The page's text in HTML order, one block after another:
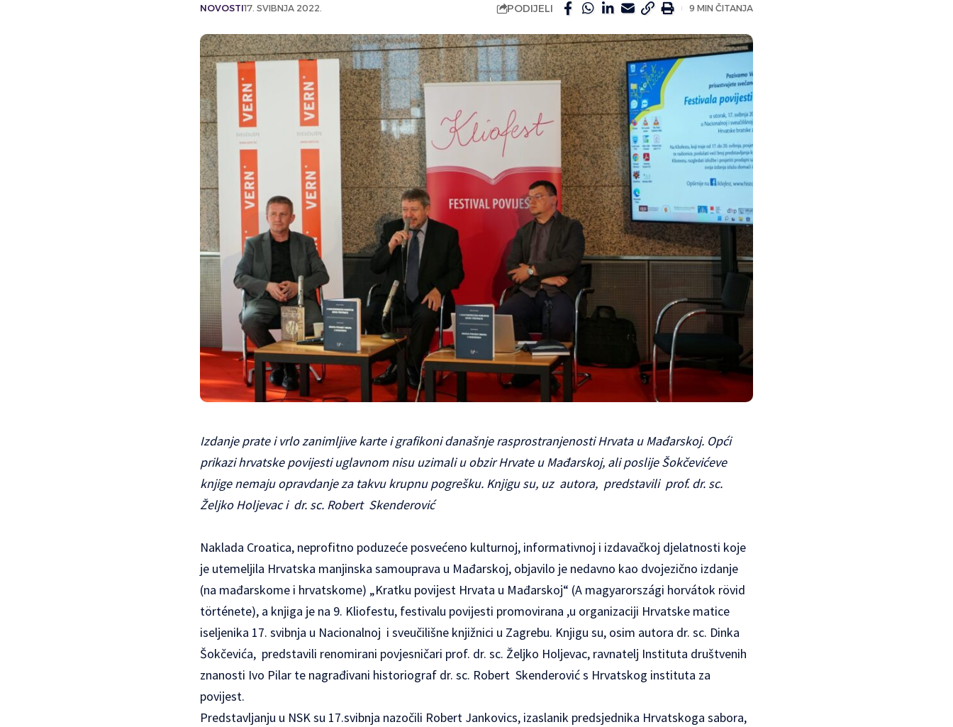
NOVOSTI17. SVIBNJA 2022. PODIJELI 9 MIN ČITANJA
Izdanje prate i vrlo zanimljive karte i grafikoni današnje rasprostranjenosti Hrvata u Mađarskoj. Opći
prikazi hrvatske povijesti uglavnom nisu uzimali u obzir Hrvate u Mađarskoj, ali poslije Šokčevićeve
knjige nemaju opravdanje za takvu krupnu pogrešku. Knjigu su, uz autora, predstavili prof. dr. sc.
Željko Holjevac i dr. sc. Robert Skenderović
Naklada Croatica, neprofitno poduzeće posvećeno kulturnoj, informativnoj i izdavačkoj djelatnosti koje
je utemeljila Hrvatska manjinska samouprava u Mađarskoj, objavilo je nedavno kao dvojezično izdanje
(na mađarskome i hrvatskome) „Kratku povijest Hrvata u Mađarskoj“ (A magyarországi horvátok rövid
története), a knjiga je na 9. Kliofestu, festivalu povijesti promovirana ,u organizaciji Hrvatske matice
iseljenika 17. svibnja u Nacionalnoj i sveučilišne knjižnici u Zagrebu. Knjigu su, osim autora dr. sc. Dinka
Šokčevića, predstavili renomirani povjesničari prof. dr. sc. Željko Holjevac, ravnatelj Instituta društvenih
znanosti Ivo Pilar te nagrađivani historiograf dr. sc. Robert Skenderović s Hrvatskog instituta za
povijest.
Predstavljanju u NSK su 17.svibnja nazočili Robert Jankovics, izaslanik predsjednika Hrvatskoga sabora,